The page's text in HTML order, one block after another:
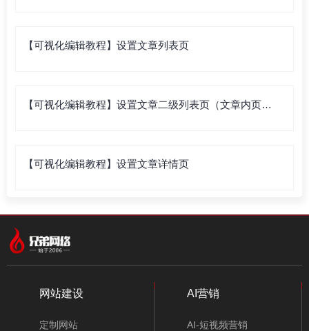
【可视化编辑教程】设置文章列表页
【可视化编辑教程】设置文章二级列表页（文章内页列
【可视化编辑教程】设置文章详情页
网站建设
定制网站
AI营销
AI-短视频营销